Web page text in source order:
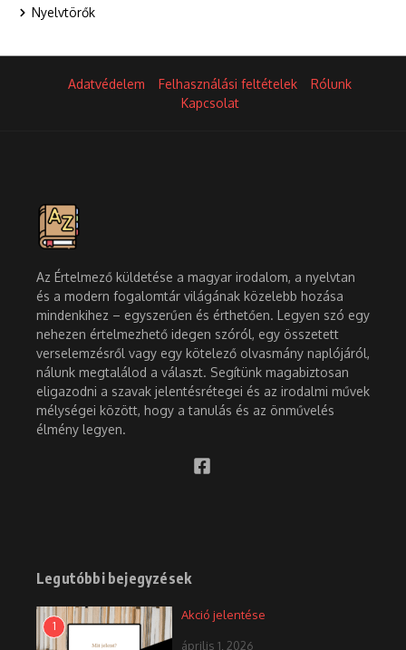
Nyelvtörők
Adatvédelem Felhasználási feltételek
Rólunk
Kapcsolat
Az Értelmező küldetése a magyar irodalom, a nyelvtan
és a modern fogalomtár világának közelebb hozása
mindenkihez – egyszerűen és érthetően. Legyen szó egy
nehezen értelmezhető idegen szóról, egy összetett
verselemzésről vagy egy kötelező olvasmány naplójáról,
nálunk megtalálod a választ. Segítünk magabiztosan
eligazodni a szavak jelentésrétegei és az irodalmi művek
mélységei között, hogy a tanulás és az önművelés
élmény legyen.
Legutóbbi bejegyzések
1
Akció jelentése
április 1, 2026